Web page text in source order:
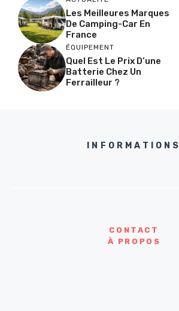
Les Meilleures Marques
De Camping-Car En
France
ÉQUIPEMENT
Quel Est Le Prix D’une
Batterie Chez Un
Ferrailleur ?
INFORMATIONS
CONTACT
À PROPOS